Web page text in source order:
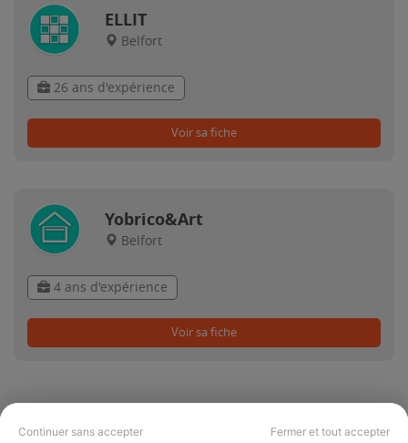
Continuer sans accepter Fermer et tout accepter
ELLIT
Belfort
26 ans d'expérience
Voir sa fiche
Yobrico&Art
Belfort
4 ans d'expérience
Voir sa fiche